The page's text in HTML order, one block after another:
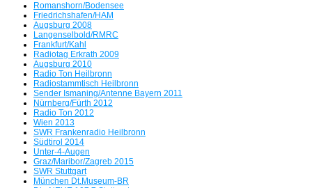
Antenne Austria Memorial Fanpage
Interview mit dem Radio UNO-Pionier
Tag der offenen Tür in Freimann
Radio Bavaria International plant für 8.8.26 eine Rückkehr auf
Die Radio-SENSATION!!!
Romanshorn/Bodensee
Friedrichshafen/HAM
Augsburg 2008
Langenselbold/RMRC
Frankfurt/Kahl
Radiotag Erkrath 2009
Augsburg 2010
Radio Ton Heilbronn
Radiostammtisch Heilbronn
Sender Ismaning/Antenne Bayern 2011
Nürnberg/Fürth 2012
Radio Ton 2012
Wien 2013
SWR Frankenradio Heilbronn
Südtirol 2014
Unter-4-Augen
Graz/Maribor/Zagreb 2015
SWR Stuttgart
München Dt.Museum-BR